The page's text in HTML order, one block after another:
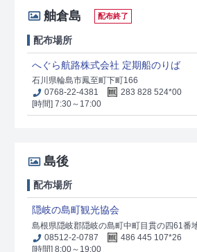
舳倉島 配布終了
配布場所
へぐら航路株式会社 定期船のりば
石川県輪島市鳳至町下町166
0768-22-4381
283 828 524*00
[時間] 7:30～17:00
島後
配布場所
隠岐の島町観光協会
島根県隠岐郡隠岐の島町中町目貫の四61番
08512-2-0787
486 445 107*26
[時間] 8:00～19:00